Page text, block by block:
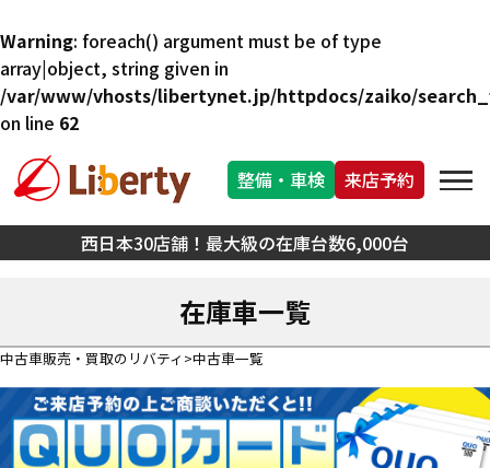
Warning: foreach() argument must be of type
array|object, string given in
/var/www/vhosts/libertynet.jp/httpdocs/zaiko/
on line 62
西日本30店舗！最大級の在庫台数6,000台
整備・車検 来店予約
在庫車一覧
中古車販売・買取のリバティ 中古車一覧